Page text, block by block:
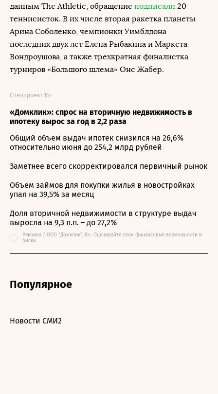
данным The Athletic, обращение подписали 20
теннисисток. В их числе вторая ракетка планеты
Арина Соболенко, чемпионки Уимблдона
последних двух лет Елена Рыбакина и Маркета
Вондроушова, а также трехкратная финалистка
турниров «Большого шлема» Онс Жабер.
«Домклик»: спрос на вторичную недвижимость в
ипотеку вырос за год в 2,2 раза
Спецпроект 16+
Общий объем выдач ипотек снизился на 26,6%
относительно июня до 254,2 млрд рублей
Заметнее всего скорректировался первичный рынок
Объем займов для покупки жилья в новостройках
упал на 39,5% за месяц
Доля вторичной недвижимости в структуре выдач
выросла на 9,3 п.п. – до 27,2%
i
Реклама / ООО "Домклик". 16+. Оценивайте свои финансовые возможности и
риски
Популярное
Новости СМИ2